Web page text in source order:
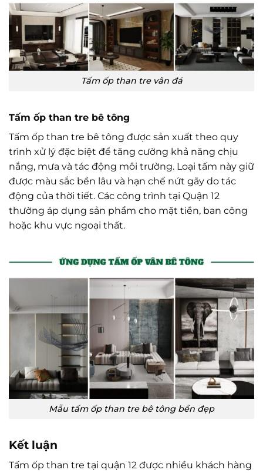
Tấm ốp than tre vân đá
Tấm ốp than tre bê tông
Tấm ốp than tre bê tông được sản xuất theo quy
trình xử lý đặc biệt để tăng cường khả năng chịu
nắng, mưa và tác động môi trường. Loại tấm này giữ
được màu sắc bền lâu và hạn chế nứt gãy do tác
động của thời tiết. Các công trình tại Quận 12
thường áp dụng sản phẩm cho mặt tiền, ban công
hoặc khu vực ngoại thất.
Mẫu tấm ốp than tre bê tông bền đẹp
Kết luận
Tấm ốp than tre tại quận 12 được nhiều khách hàng